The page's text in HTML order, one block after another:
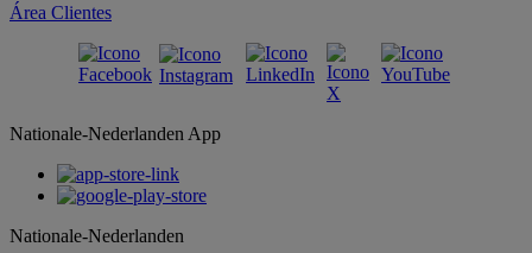
Área Clientes
Nationale-Nederlanden App
Nationale-Nederlanden